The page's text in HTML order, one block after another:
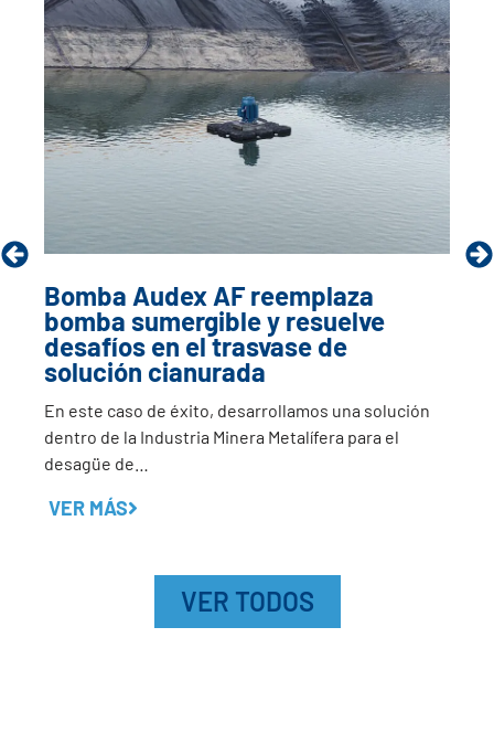
Bomba Audex AF reemplaza
bomba sumergible y resuelve
desafíos en el trasvase de
solución cianurada
En este caso de éxito, desarrollamos una solución
dentro de la Industria Minera Metalífera para el
desagüe de…
VER MÁS
VER TODOS